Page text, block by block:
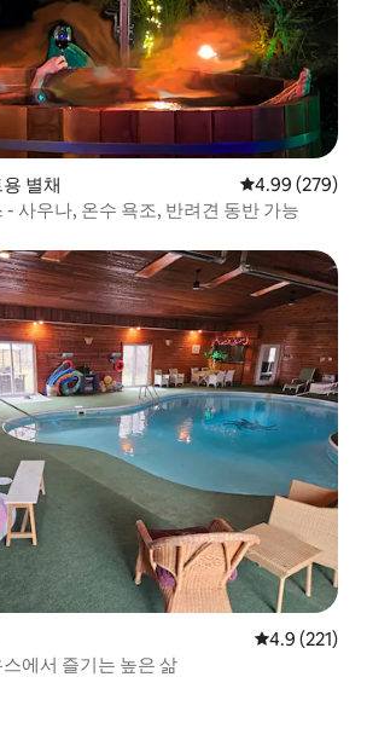
별채 평점 4.99점(5
4.99 (279)
사우나, 온수 욕조, 반려견 동반 가능
평점 4.9점(5
4.9 (221)
에서 즐기는 높은 삶